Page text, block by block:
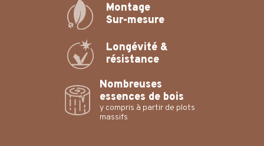
Montage
Sur-mesure
Longévité &
résistance
Nombreuses
essences de bois
y compris à partir de plots
massifs